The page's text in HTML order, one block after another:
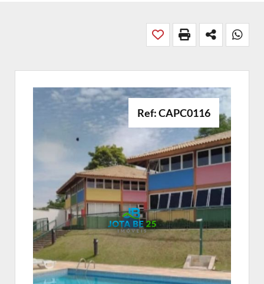
Ref: CAPC0116